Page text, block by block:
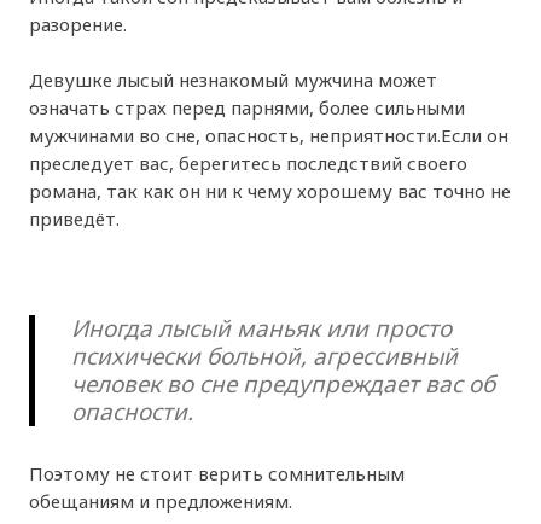
разорение.
Девушке лысый незнакомый мужчина может
означать страх перед парнями, более сильными
мужчинами во сне, опасность, неприятности.Если он
преследует вас, берегитесь последствий своего
романа, так как он ни к чему хорошему вас точно не
приведёт.
Иногда лысый маньяк или просто
психически больной, агрессивный
человек во сне предупреждает вас об
опасности.
Поэтому не стоит верить сомнительным
обещаниям и предложениям.